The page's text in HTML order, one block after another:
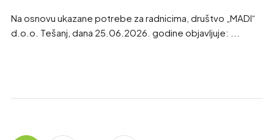
Na osnovu ukazane potrebe za radnicima, društvo „MADI“
d.o.o. Tešanj, dana 25.06.2026. godine objavljuje: ...